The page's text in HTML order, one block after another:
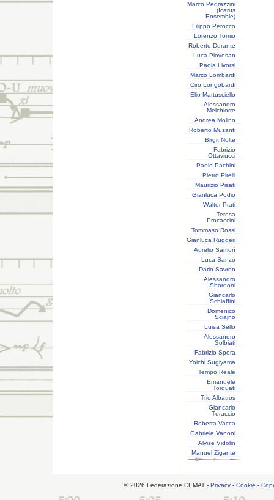
Marco Pedrazzini
(Icarus
Ensemble)
Filippo Perocco
Lorenzo Tomio
Roberto Durante
Luca Piovesan
Paola Livorsi
Marco Lombardi
Ciro Longobardi
Elio Martusciello
Alessandro
Melchiorre
Andrea Molino
Roberto Musanti
Birgit Nolte
Fabrizio
Ottaviucci
Paolo Pachini
Pietro Pirelli
Maurizio Pisati
Gianluca Podio
Walter Prati
Teresa
Procaccini
Tommaso Rossi
Gianluca Ruggeri
Aurelio Samorì
Luca Sanzò
Dario Savron
Alessandro
Sbordoni
Giancarlo
Schiaffini
Domenico
Sciajno
Luisa Sello
Alessandro
Solbiati
Fabrizio Spera
Yoichi Sugiyama
Tempo Reale
Emanuele
Torquati
Trio Albatros
Giancarlo
Turaccio
Roberta Vacca
Gabriele Vanoni
Alvise Vidolin
Manuel Zigante
© 2026 Federazione CEMAT - Privacy - Cookie -